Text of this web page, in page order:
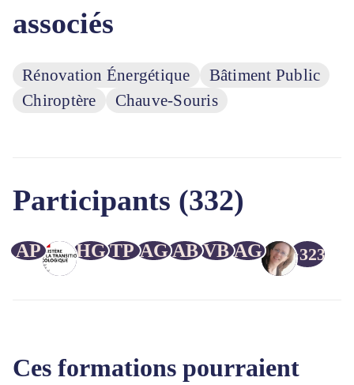
associés
Rénovation Énergétique
Bâtiment Public
Chiroptère
Chauve-Souris
Participants (332)
+323
AG
VB
AB
AG
TP
HG
AP
Ces formations pourraient